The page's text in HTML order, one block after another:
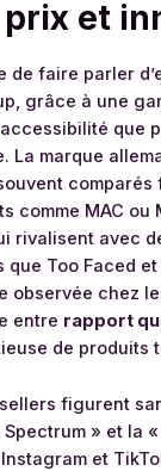
et
de faire parler
grâce à une
que
La marque
comparés
comme MAC ou
rivalisent avec
que Too Faced et
observée chez
entre rapport
de produits
figurent
Spectrum » et la
et